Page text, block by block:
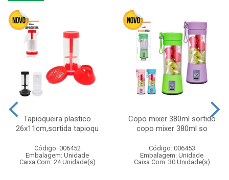
Tapioqueira plastico
26x11cm,sortida tapioqu
Código: 006452
Embalagem: Unidade
Caixa Com: 24 Unidade(s)
Copo mixer 380ml sortido
copo mixer 380ml so
Código: 006453
Embalagem: Unidade
Caixa Com: 30 Unidade(s)